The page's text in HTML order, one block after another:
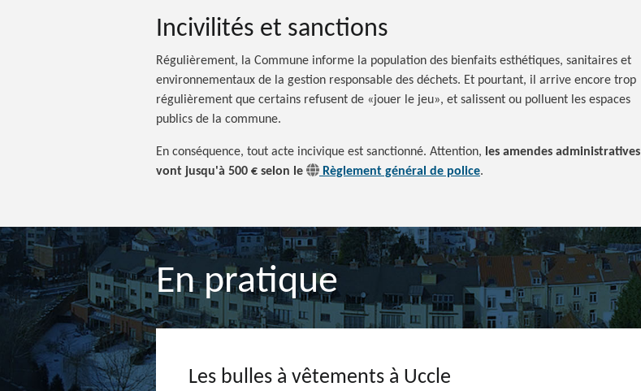
Incivilités et sanctions
Régulièrement, la Commune informe la population des bienfaits esthétiques, sanitaires et
environnementaux de la gestion responsable des déchets. Et pourtant, il arrive encore trop
régulièrement que certains refusent de «jouer le jeu», et salissent ou polluent les espaces
publics de la commune.
En conséquence, tout acte incivique est sanctionné. Attention, les amendes administratives
vont jusqu'à 500 € selon le Règlement général de police.
En pratique
Les bulles à vêtements à Uccle